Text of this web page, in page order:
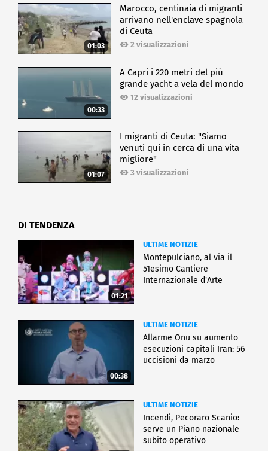
01:03
Marocco, centinaia di migranti
arrivano nell'enclave spagnola
di Ceuta
2 visualizzazioni
00:33
A Capri i 220 metri del più
grande yacht a vela del mondo
12 visualizzazioni
01:07
I migranti di Ceuta: "Siamo
venuti qui in cerca di una vita
migliore"
3 visualizzazioni
DI TENDENZA
01:21
ULTIME NOTIZIE
Montepulciano, al via il
51esimo Cantiere
Internazionale d'Arte
00:38
ULTIME NOTIZIE
Allarme Onu su aumento
esecuzioni capitali Iran: 56
uccisioni da marzo
ULTIME NOTIZIE
Incendi, Pecoraro Scanio:
serve un Piano nazionale
subito operativo